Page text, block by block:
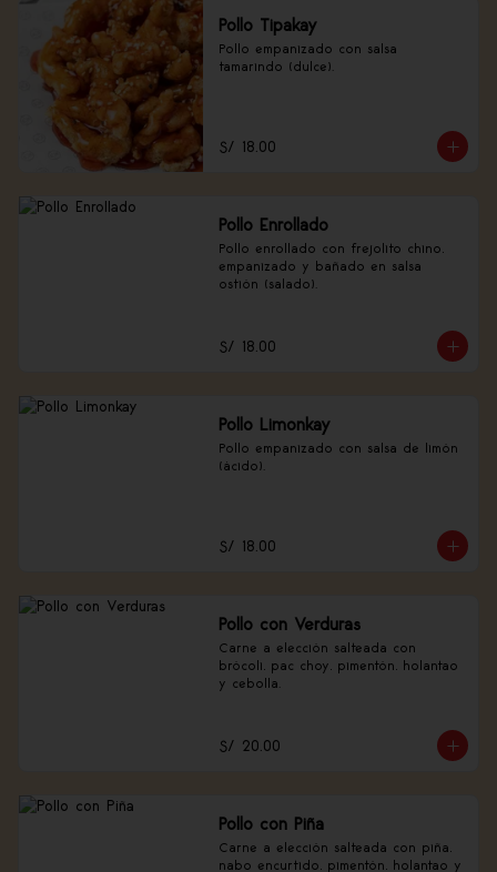
Pollo Tipakay
Pollo empanizado con salsa
tamarindo (dulce).
S/ 18.00
Pollo Enrollado
Pollo enrollado con frejolito chino,
empanizado y bañado en salsa
ostión (salado).
S/ 18.00
Pollo Limonkay
Pollo empanizado con salsa de limón
(ácido).
S/ 18.00
Pollo con Verduras
Carne a elección salteada con
brócoli, pac choy, pimentón, holantao
y cebolla.
S/ 20.00
Pollo con Piña
Carne a elección salteada con piña,
nabo encurtido, pimentón, holantao y